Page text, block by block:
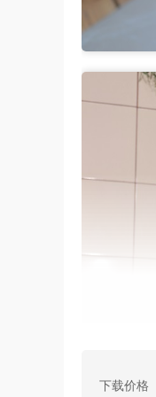
下载价格